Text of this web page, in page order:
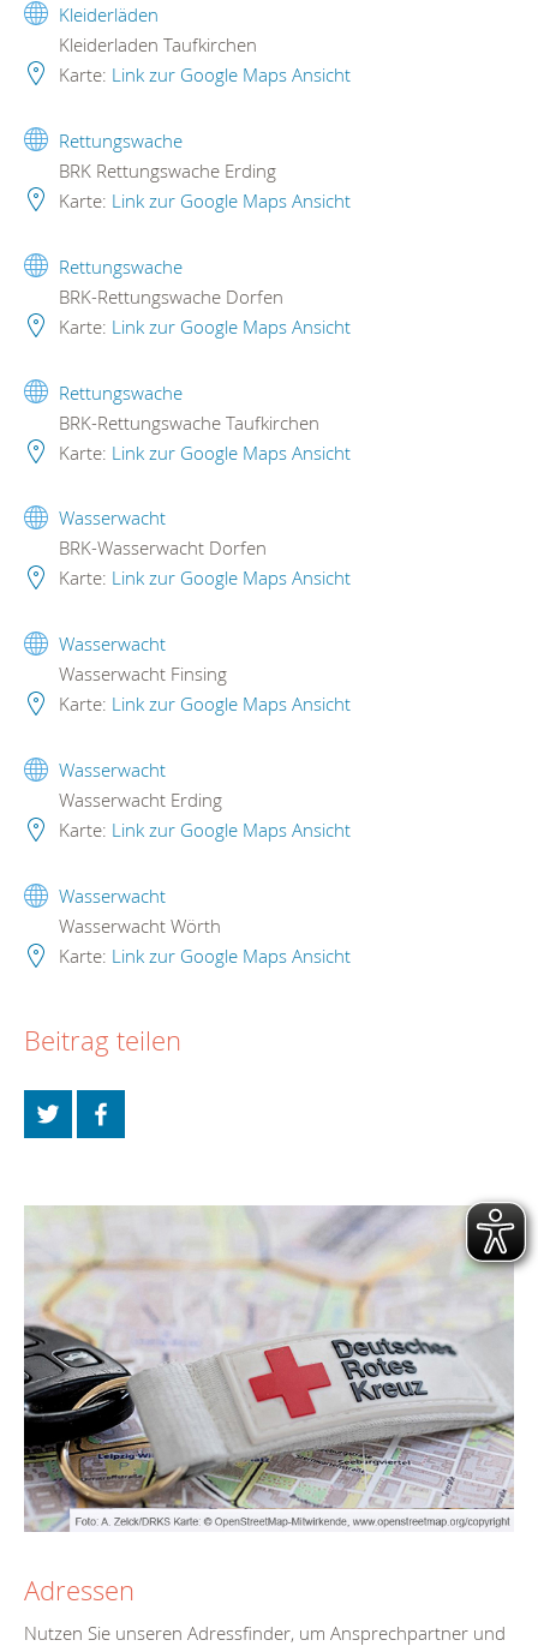
Kleiderläden
Kleiderladen Taufkirchen
Karte: Link zur Google Maps Ansicht
Rettungswache
BRK Rettungswache Erding
Karte: Link zur Google Maps Ansicht
Rettungswache
BRK-Rettungswache Dorfen
Karte: Link zur Google Maps Ansicht
Rettungswache
BRK-Rettungswache Taufkirchen
Karte: Link zur Google Maps Ansicht
Wasserwacht
BRK-Wasserwacht Dorfen
Karte: Link zur Google Maps Ansicht
Wasserwacht
Wasserwacht Finsing
Karte: Link zur Google Maps Ansicht
Wasserwacht
Wasserwacht Erding
Karte: Link zur Google Maps Ansicht
Wasserwacht
Wasserwacht Wörth
Karte: Link zur Google Maps Ansicht
Beitrag teilen
Adressen
Nutzen Sie unseren Adressfinder, um Ansprechpartner und